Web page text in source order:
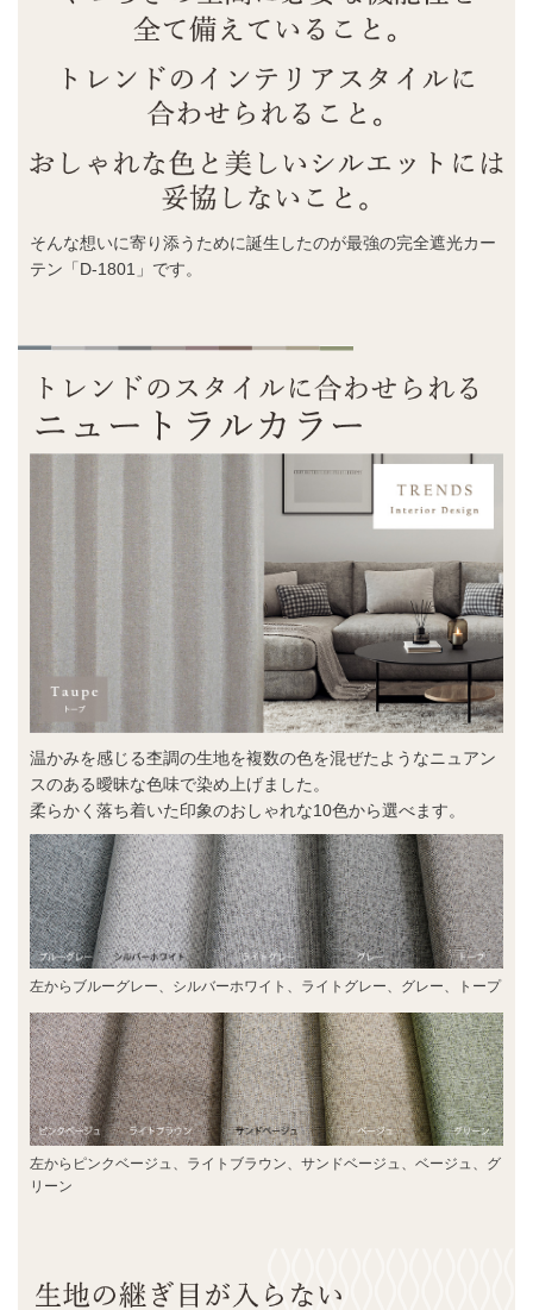
そんな想いに寄り添うために誕生したのが最強の完全遮光カー
テン「D-1801」です。
温かみを感じる杢調の生地を複数の色を混ぜたようなニュアン
スのある曖昧な色味で染め上げました。
柔らかく落ち着いた印象のおしゃれな10色から選べます。
左からブルーグレー、シルバーホワイト、ライトグレー、グレー、トープ
左からピンクベージュ、ライトブラウン、サンドベージュ、ベージュ、グ
リーン